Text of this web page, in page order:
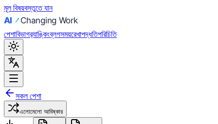
মূল বিষয়বস্তুতে যান
পেশাবিভাগর‍্যাঙ্কিংব্লগসময়রেখাপদ্ধতিপরিচিতি
সকল পেশা
এলোমেলো আবিষ্কার